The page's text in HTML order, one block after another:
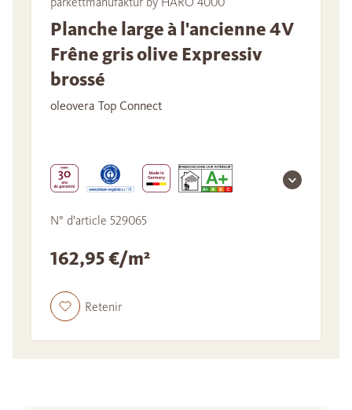
Planche large à l'ancienne 4V
Frêne gris olive Expressiv
brossé
oleovera Top Connect
N° d'article 529065
162,95 €/m²
Retenir